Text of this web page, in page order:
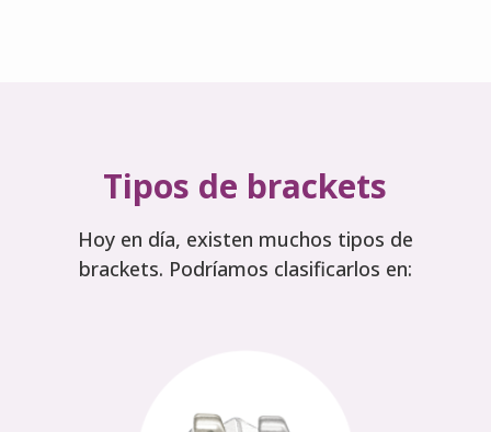
Tipos de brackets
Hoy en día, existen muchos tipos de
brackets. Podríamos clasificarlos en: